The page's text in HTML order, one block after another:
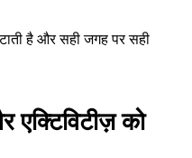
है और सही जगह पर सही
को